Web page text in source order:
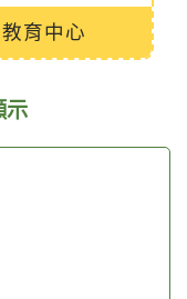
育中心
示